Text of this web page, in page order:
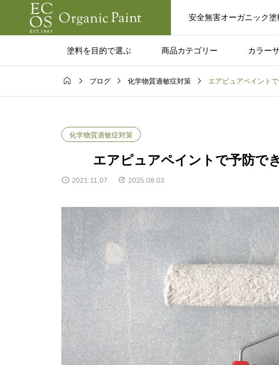
安全無害オーガニック
塗料を目的で選ぶ 商品カテゴリー カラー
一覧 コラム一覧
  ブログ  化学物質過敏症対策  エアピュアペイント
化学物質過敏症対策
エアピュアペイントで予防で
2021.11.07 2025.08.03